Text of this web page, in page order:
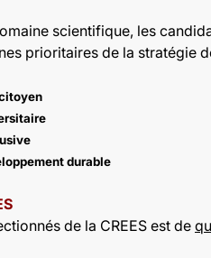
scientifique, les
prioritaires de la stratégie
durable
de la CREES est de